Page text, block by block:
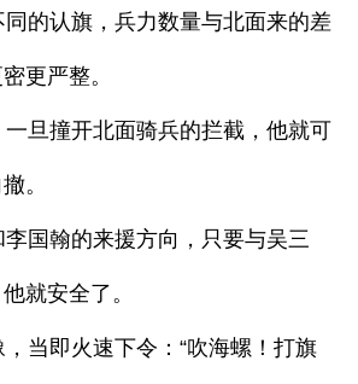
的认旗，兵力数量与北面来的差
更严整。
旦撞开北面骑兵的拦截，他就可
。
国翰的来援方向，只要与吴三
就安全了。
当即火速下令：“吹海螺！打旗